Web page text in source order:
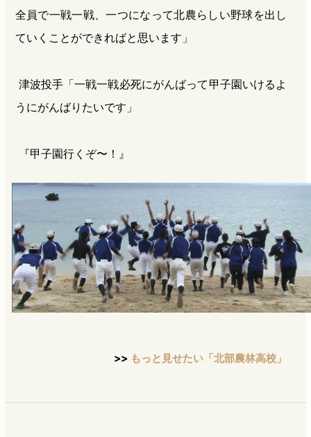
全員で一戦一戦、一つになって北農らしい野球を出し
ていくことができればと思います」
津波投手「一戦一戦必死にがんばって甲子園いけるよ
うにがんばりたいです」
『甲子園行くぞ〜！』
>> もっと見せたい「北部農林高校」